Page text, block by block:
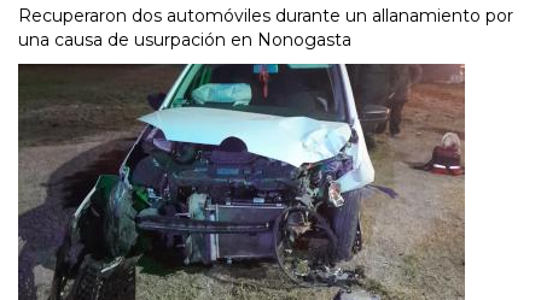
Recuperaron dos automóviles durante un allanamiento por
una causa de usurpación en Nonogasta